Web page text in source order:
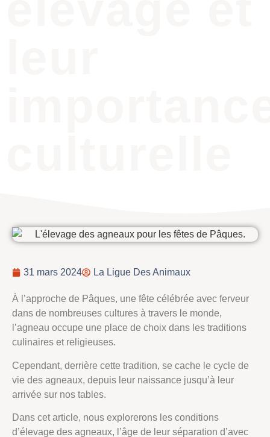
31 mars 2024 La Ligue Des Animaux
À l’approche de Pâques, une fête célébrée avec ferveur
dans de nombreuses cultures à travers le monde,
l’agneau occupe une place de choix dans les traditions
culinaires et religieuses.
Cependant, derrière cette tradition, se cache le cycle de
vie des agneaux, depuis leur naissance jusqu’à leur
arrivée sur nos tables.
Dans cet article, nous explorerons les conditions
d’élevage des agneaux, l’âge de leur séparation d’avec